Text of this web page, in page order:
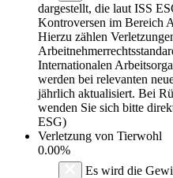
dargestellt, die laut ISS
Kontroversen im Bereich
Hierzu zählen
Internationalen
werden bei relevanten
jährlich aktualisiert. Bei
wenden Sie sich bitte
ESG)
Verletzung von Tierwohl
0.00%
Es wird die